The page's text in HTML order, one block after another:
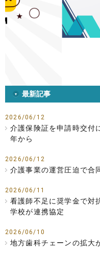
最新記事
2026/06/12
介護保険証を申請時交
年から
2026/06/12
介護事業の運営圧迫で合
2026/06/11
看護師不足に奨学金で
学校が連携協定
2026/06/10
地方歯科チェーンの拡大